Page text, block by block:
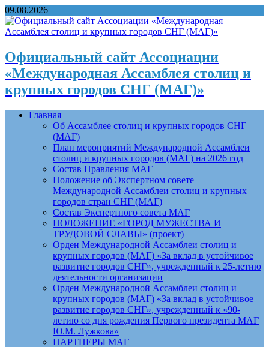
09.08.2026
Официальный сайт Ассоциации
«Международная Ассамблея столиц и
крупных городов СНГ (МАГ)»
Главная
Об Ассамблее столиц и крупных городов СНГ
(МАГ)
План мероприятий Международной Ассамблеи
столиц и крупных городов (МАГ) на 2026 год
Состав Правления МАГ
Положение об Экспертном совете
Международной Ассамблеи столиц и крупных
городов стран СНГ (МАГ)
Состав Экспертного совета МАГ
ПОЛОЖЕНИЕ «ГОРОД МУЖЕСТВА И
ТРУДОВОЙ СЛАВЫ» (проект)
Орден Международной Ассамблеи столиц и
крупных городов (МАГ) «За вклад в устойчивое
развитие городов СНГ», учрежденный к 25-летию
деятельности организации
Орден Международной Ассамблеи столиц и
крупных городов (МАГ) «За вклад в устойчивое
развитие городов СНГ», учрежденный к «90-
летию со дня рождения Первого президента МАГ
Ю.М. Лужкова»
ПАРТНЕРЫ МАГ